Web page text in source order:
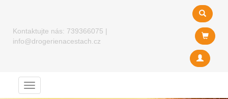
Kontaktujte nás: 739366075 |
info@drogerienacestach.cz
Menu